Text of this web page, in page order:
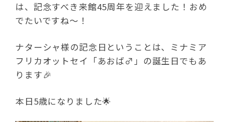
は、記念すべき来館45周年を迎えました！おめ
でたいですね～！
ナターシャ様の記念日ということは、ミナミア
フリカオットセイ「あおば♂」の誕生日でもあ
ります🎉
本日5歳になりました🌟